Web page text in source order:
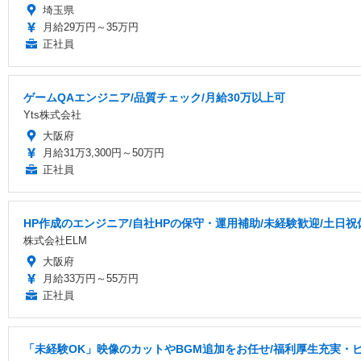
埼玉県
月給29万円～35万円
正社員
ゲームQAエンジニア/品質チェック/月給30万以上可
Yts株式会社
大阪府
月給31万3,300円～50万円
正社員
HP作成のエンジニア/自社HPの保守・運用補助/未経験歓迎/土日祝
株式会社ELM
大阪府
月給33万円～55万円
正社員
「未経験OK」映像のカットやBGM追加をお任せ/福利厚生充実・